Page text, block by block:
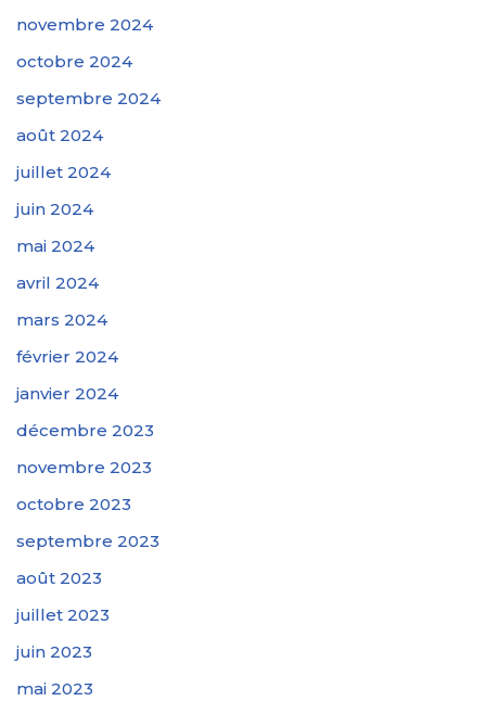
novembre 2024
octobre 2024
septembre 2024
août 2024
juillet 2024
juin 2024
mai 2024
avril 2024
mars 2024
février 2024
janvier 2024
décembre 2023
novembre 2023
octobre 2023
septembre 2023
août 2023
juillet 2023
juin 2023
mai 2023